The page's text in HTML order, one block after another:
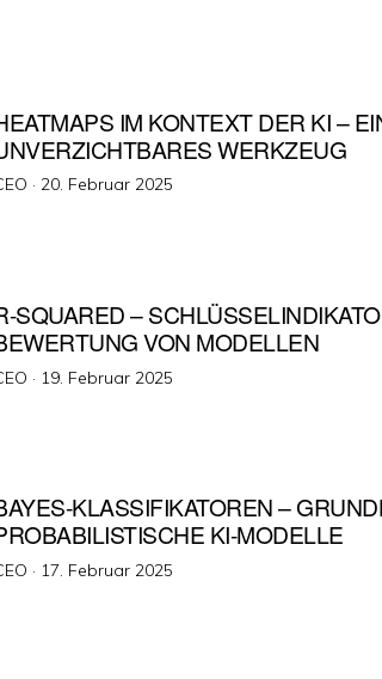
IM KONTEXT DER KI –
WERKZEUG
· Veröffentlicht
20. Februar 2025
SQUARED –
VON MODELLEN
· Veröffentlicht
19. Februar 2025
KLASSIFIKATOREN –
KI-MODELLE
· Veröffentlicht
17. Februar 2025